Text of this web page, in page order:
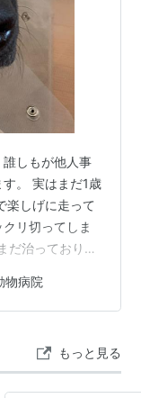
しもが他人事
。 実はまだ1歳
楽しげに走って
リ切ってしま
だ治っておりま
の原因 いざと
フィクション
し予定のある
！ ケガの原因
物病院
もっと見る